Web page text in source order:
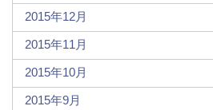
2015年12月
2015年11月
2015年10月
2015年9月